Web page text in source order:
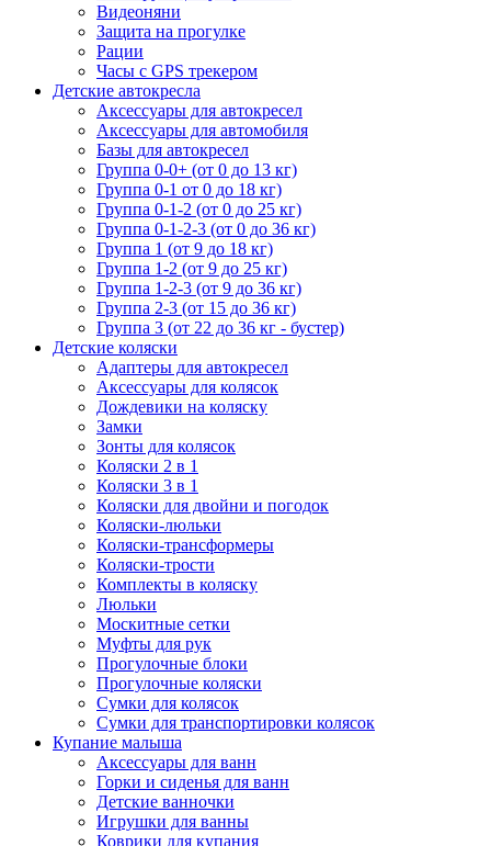
Видеоняни
Защита на прогулке
Рации
Часы с GPS трекером
Детские автокресла
Аксессуары для автокресел
Аксессуары для автомобиля
Базы для автокресел
Группа 0-0+ (от 0 до 13 кг)
Группа 0-1 от 0 до 18 кг)
Группа 0-1-2 (от 0 до 25 кг)
Группа 0-1-2-3 (от 0 до 36 кг)
Группа 1 (от 9 до 18 кг)
Группа 1-2 (от 9 до 25 кг)
Группа 1-2-3 (от 9 до 36 кг)
Группа 2-3 (от 15 до 36 кг)
Группа 3 (от 22 до 36 кг - бустер)
Детские коляски
Адаптеры для автокресел
Аксессуары для колясок
Дождевики на коляску
Замки
Зонты для колясок
Коляски 2 в 1
Коляски 3 в 1
Коляски для двойни и погодок
Коляски-люльки
Коляски-трансформеры
Коляски-трости
Комплекты в коляску
Люльки
Москитные сетки
Муфты для рук
Прогулочные блоки
Прогулочные коляски
Сумки для колясок
Сумки для транспортировки колясок
Купание малыша
Аксессуары для ванн
Горки и сиденья для ванн
Детские ванночки
Игрушки для ванны
Коврики для купания